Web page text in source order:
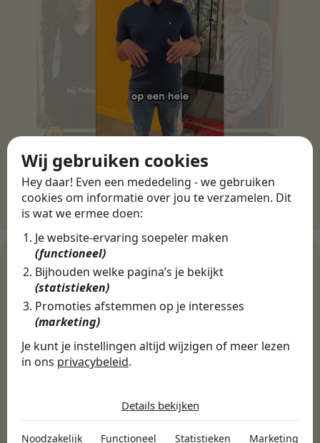
Wij gebruiken cookies
Hey daar! Even een mededeling - we gebruiken
cookies om informatie over jou te verzamelen. Dit
is wat we ermee doen:
Je website-ervaring soepeler maken
(functioneel)
Bijhouden welke pagina’s je bekijkt
(statistieken)
Promoties afstemmen op je interesses
(marketing)
Je kunt je instellingen altijd wijzigen of meer lezen
in ons privacybeleid.
Noodzakelijk
Details bekijken
Noodzakelijk Functioneel Statistieken Marketing
Ontdek meer dan 500+
werkgevers
Marketing & Communicatie
Sales & Inkoop